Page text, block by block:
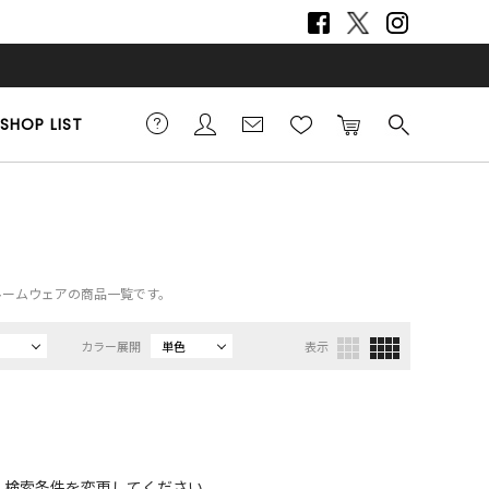
SHOP LIST
ムウェアの商品一覧です。
カラー展開 単色 表示